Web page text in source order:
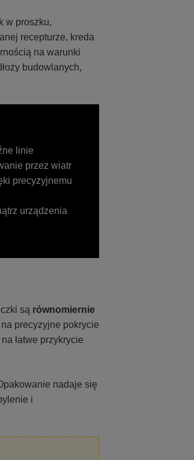
w proszku,
recepturze, kreda
na warunki
budowlanych,
linie
przez wiatr
precyzyjnemu
urządzenia
są równomiernie
precyzyjne pokrycie
łatwe przykrycie
nadaje się
i